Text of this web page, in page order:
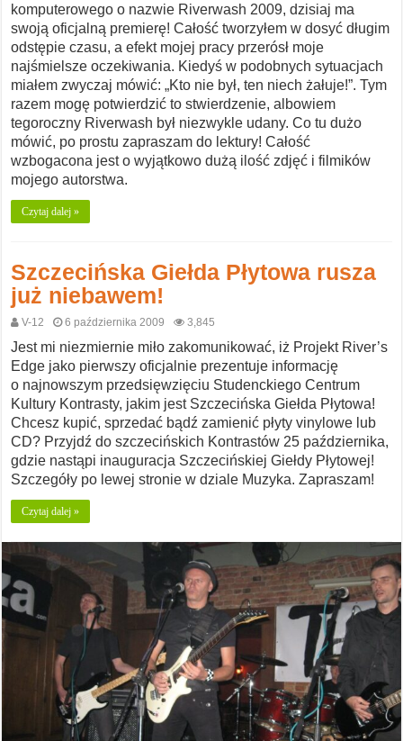
komputerowego o nazwie Riverwash 2009, dzisiaj ma
swoją oficjalną premierę! Całość tworzyłem w dosyć długim
odstępie czasu, a efekt mojej pracy przerósł moje
najśmielsze oczekiwania. Kiedyś w podobnych sytuacjach
miałem zwyczaj mówić: „Kto nie był, ten niech żałuje!”. Tym
razem mogę potwierdzić to stwierdzenie, albowiem
tegoroczny Riverwash był niezwykle udany. Co tu dużo
mówić, po prostu zapraszam do lektury! Całość
wzbogacona jest o wyjątkowo dużą ilość zdjęć i filmików
mojego autorstwa.
Czytaj dalej »
Szczecińska Giełda Płytowa rusza
już niebawem!
V-12 6 października 2009 3,845
Jest mi niezmiernie miło zakomunikować, iż Projekt River’s
Edge jako pierwszy oficjalnie prezentuje informację
o najnowszym przedsięwzięciu Studenckiego Centrum
Kultury Kontrasty, jakim jest Szczecińska Giełda Płytowa!
Chcesz kupić, sprzedać bądź zamienić płyty vinylowe lub
CD? Przyjdź do szczecińskich Kontrastów 25 października,
gdzie nastąpi inauguracja Szczecińskiej Giełdy Płytowej!
Szczegóły po lewej stronie w dziale Muzyka. Zapraszam!
Czytaj dalej »